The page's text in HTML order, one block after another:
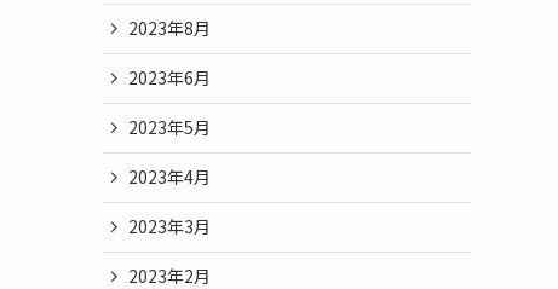
2023年8月
2023年6月
2023年5月
2023年4月
2023年3月
2023年2月